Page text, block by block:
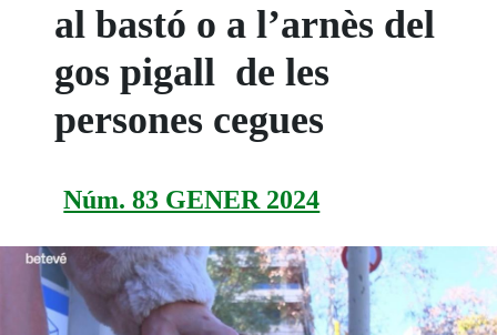
al bastó o a l’arnès del
gos pigall de les
persones cegues
Núm. 83 GENER 2024